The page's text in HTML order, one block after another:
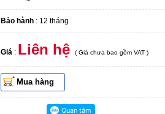
Bảo hành : 12 tháng
Giá : Liên hệ ( Giá chưa bao gồm VAT )
Mua hàng